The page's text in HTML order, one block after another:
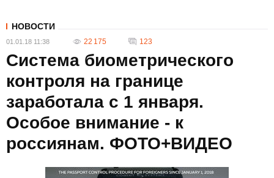
НОВОСТИ
01.01.18 11:38 22 175 123
Система биометрического
контроля на границе
заработала с 1 января.
Особое внимание - к
россиянам. ФОТО+ВИДЕО